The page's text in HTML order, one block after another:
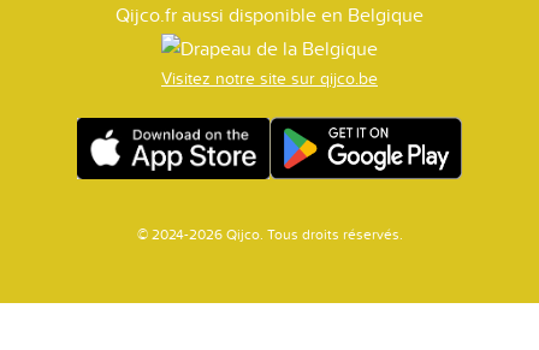
Qijco.fr aussi disponible en Belgique
Visitez notre site sur qijco.be
© 2024-2026 Qijco. Tous droits réservés.